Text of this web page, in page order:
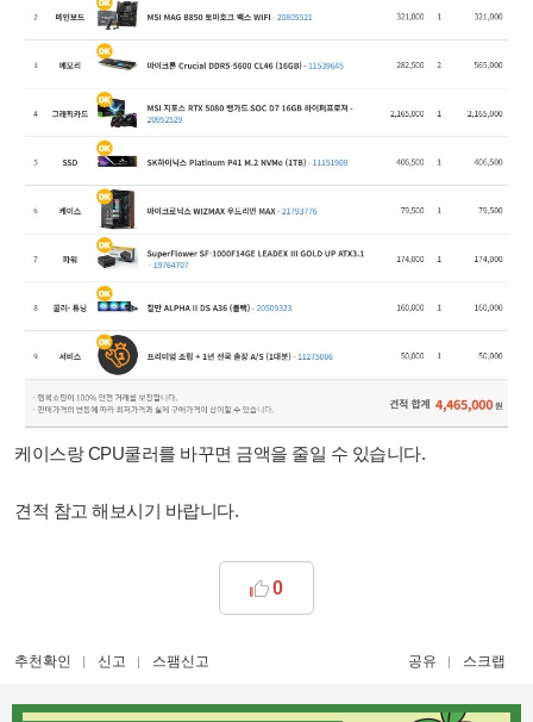
케이스랑 CPU쿨러를 바꾸면 금액을 줄일 수 있습니다.
견적 참고 해보시기 바랍니다.
0
추천확인 신고 스팸신고 공유 스크랩